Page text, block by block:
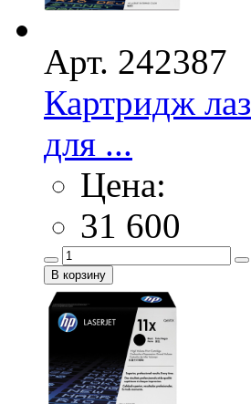
Арт. 242387
Картридж
для ...
Цена:
31 600